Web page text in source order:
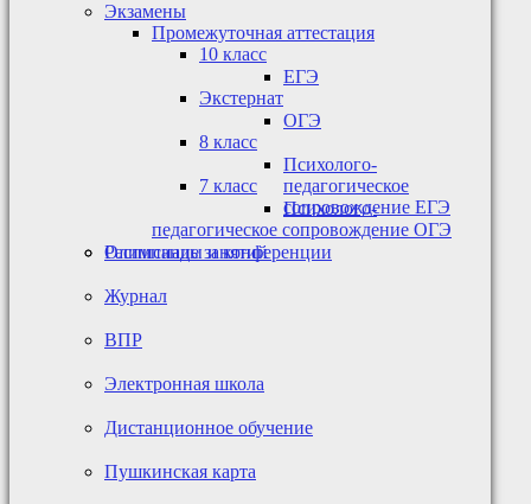
Экзамены
Промежуточная аттестация
10 класс
Экстернат
8 класс
7 класс
ЕГЭ
ОГЭ
Психолого-
педагогическое
сопровождение ЕГЭ
Психолого-
педагогическое сопровождение ОГЭ
Олимпиады и конференции
Расписание занятий
Журнал
ВПР
Электронная школа
Дистанционное обучение
Пушкинская карта